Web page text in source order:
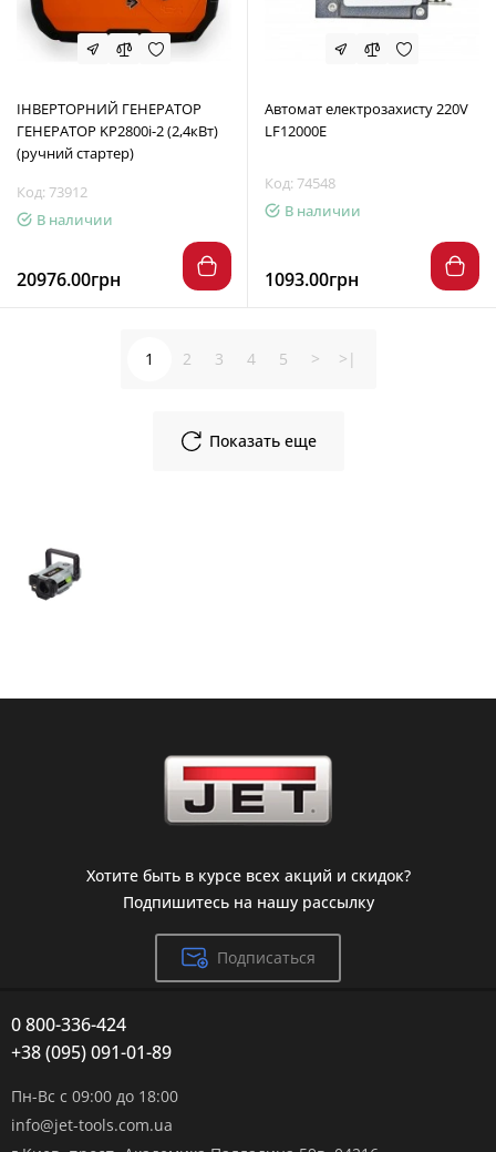
ІНВЕРТОРНИЙ ГЕНЕРАТОР
ГЕНЕРАТОР KP2800i-2 (2,4кВт)
(ручний стартер)
Код: 73912
В наличии
20976.00грн
Автомат електрозахисту 220V
LF12000E
Код: 74548
В наличии
1093.00грн
Показать еще
1 2 3 4 5 > >|
Хотите быть в курсе всех акций и скидок?
Подпишитесь на нашу рассылку
Подписаться
0 800-336-424
+38 (095) 091-01-89
Пн-Вс с 09:00 до 18:00
info@jet-tools.com.ua